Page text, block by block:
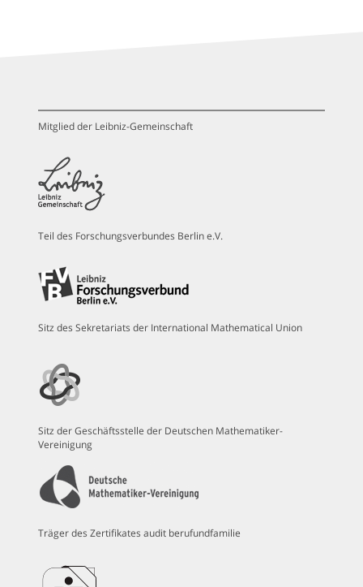
Mitglied der Leibniz-Gemeinschaft
Teil des Forschungsverbundes Berlin e.V.
Sitz des Sekretariats der International Mathematical Union
Sitz der Geschäftsstelle der Deutschen Mathematiker-
Vereinigung
Träger des Zertifikates audit berufundfamilie